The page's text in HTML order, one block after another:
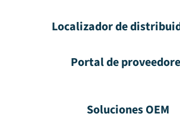
Localizador de
Portal de
Soluciones OEM